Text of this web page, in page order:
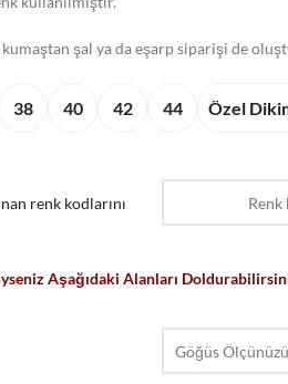
şal ya da eşarp siparişi de
38 40 42 44 Özel
renk kodlarını
Aşağıdaki Alanları